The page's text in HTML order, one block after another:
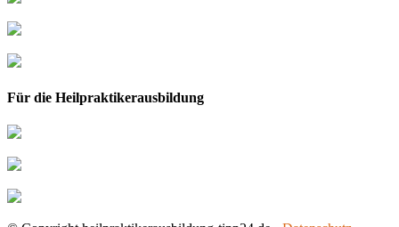
Für die Heilpraktikerausbildung